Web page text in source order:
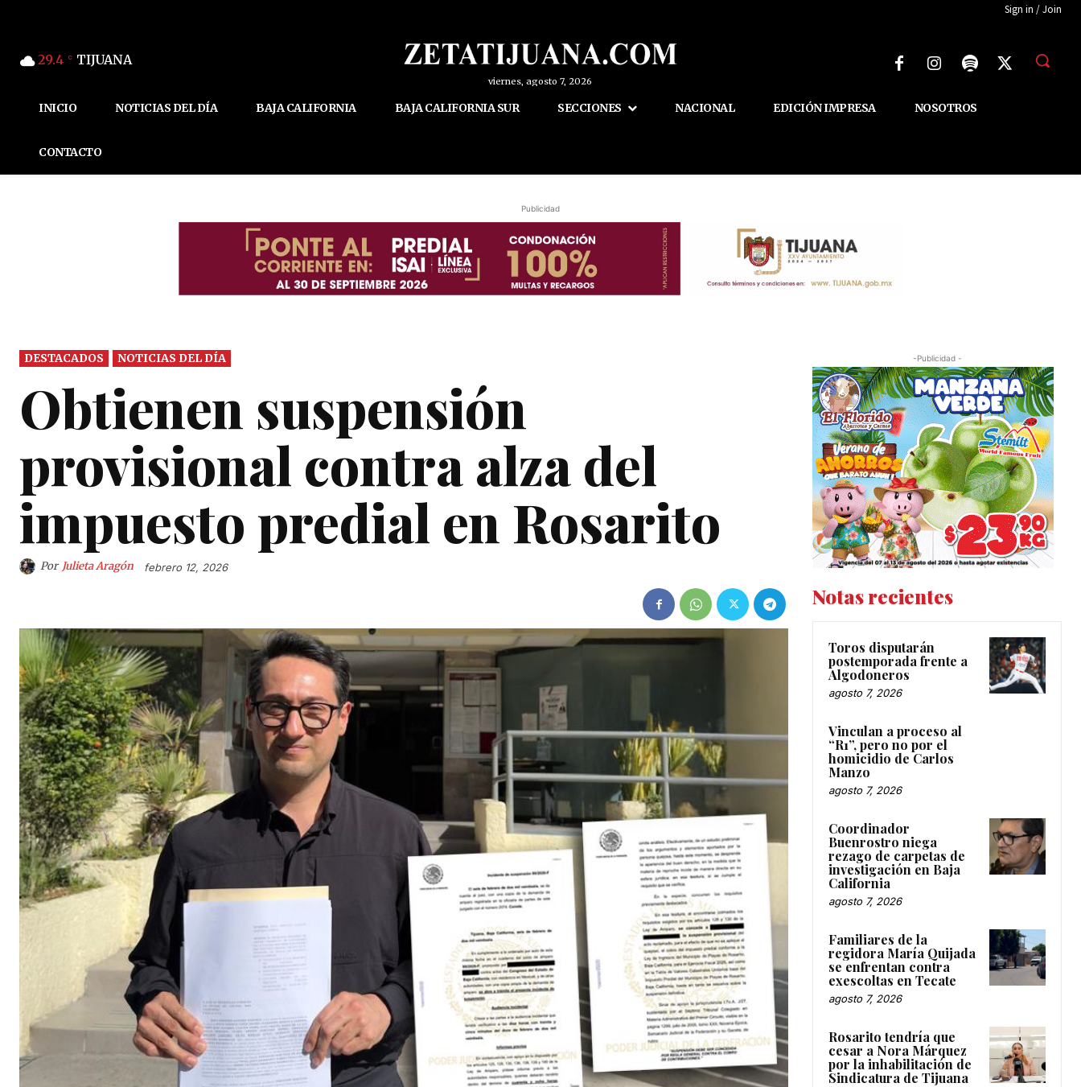
Sign in / Join
29.4 C TIJUANA
viernes, agosto 7, 2026
INICIO NOTICIAS DEL DÍA BAJA CALIFORNIA BAJA CALIFORNIA SUR SECCIONES NACIONAL EDICIÓN IMPRESA NOSOTROS
CONTACTO
Publicidad
DESTACADOS NOTICIAS DEL DÍA
Obtienen suspensión
provisional contra alza del
impuesto predial en Rosarito
Por Julieta Aragón febrero 12, 2026
-Publicidad -
Notas recientes
Toros disputarán
postemporada frente a
Algodoneros
agosto 7, 2026
Vinculan a proceso al
“R1”, pero no por el
homicidio de Carlos
Manzo
agosto 7, 2026
Coordinador
Buenrostro niega
rezago de carpetas de
investigación en Baja
California
agosto 7, 2026
Familiares de la
regidora María Quijada
se enfrentan contra
exescoltas en Tecate
agosto 7, 2026
Rosarito tendría que
cesar a Nora Márquez
por la inhabilitación de
Sindicatura de Tijuana